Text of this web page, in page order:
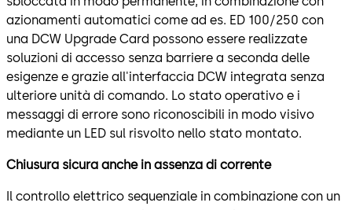
azionamenti automatici come ad es. ED 100/250 con
una DCW Upgrade Card possono essere realizzate
soluzioni di accesso senza barriere a seconda delle
esigenze e grazie all'interfaccia DCW integrata senza
ulteriore unità di comando. Lo stato operativo e i
messaggi di errore sono riconoscibili in modo visivo
mediante un LED sul risvolto nello stato montato.
Chiusura sicura anche in assenza di corrente
Il controllo elettrico sequenziale in combinazione con un